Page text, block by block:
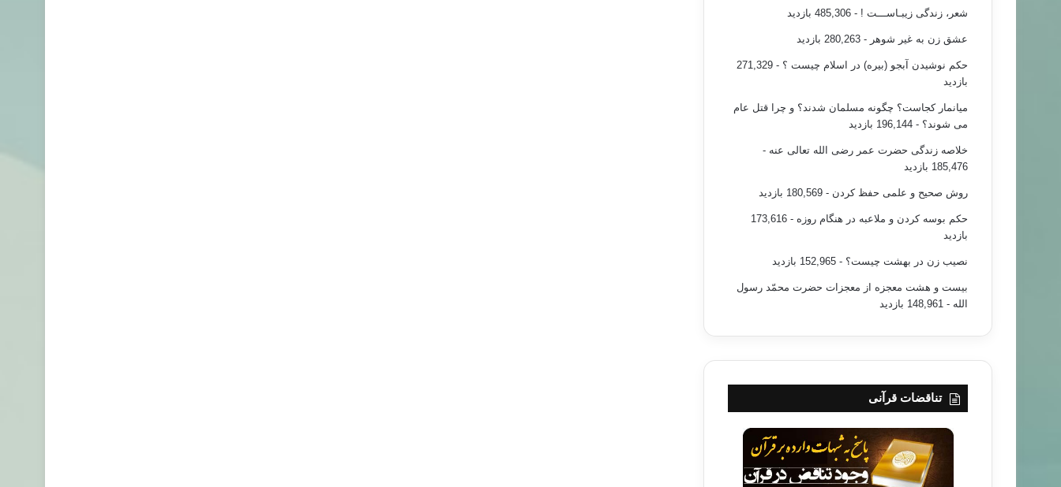
شعر، زندگی زیبـاســـت ! - 485,306 بازدید
عشق زن به غیر شوهر - 280,263 بازدید
حکم نوشیدن آبجو (بیره) در اسلام چیست ؟
- 271,329
بازدید
میانمار کجاست؟ چگونه مسلمان شدند؟ و چرا قتل عام
می شوند؟ - 196,144 بازدید
خلاصه زندگی حضرت عمر رضی الله تعالی عنه -
185,476 بازدید
روش صحیح و علمی حفظ کردن - 180,569 بازدید
حکم بوسه کردن و ملاعبه در هنگام روزه
- 173,616
بازدید
نصیب زن در بهشت چیست؟ - 152,965 بازدید
بیست و هشت معجزه از معجزات حضرت محمّد رسول
الله - 148,961 بازدید
تناقضات قرآنی